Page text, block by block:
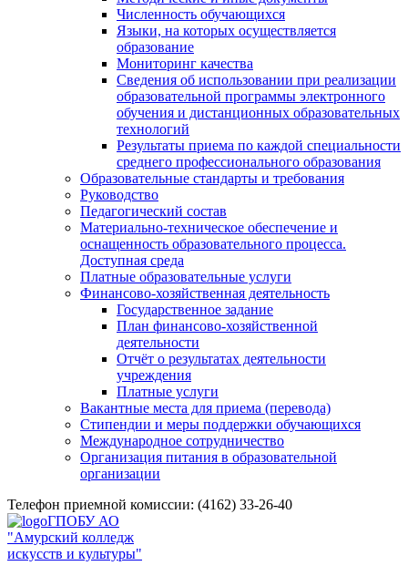
Численность обучающихся
Языки, на которых осуществляется
образование
Мониторинг качества
Сведения об использовании при реализации
образовательной программы электронного
обучения и дистанционных образовательных
технологий
Результаты приема по каждой специальности
среднего профессионального образования
Образовательные стандарты и требования
Руководство
Педагогический состав
Материально-техническое обеспечение и
оснащенность образовательного процесса.
Доступная среда
Платные образовательные услуги
Финансово-хозяйственная деятельность
Государственное задание
План финансово-хозяйственной
деятельности
Отчёт о результатах деятельности
учреждения
Платные услуги
Вакантные места для приема (перевода)
Стипендии и меры поддержки обучающихся
Международное сотрудничество
Организация питания в образовательной
организации
Телефон приемной комиссии: (4162) 33-26-40
ГПОБУ АО
"Амурский колледж
искусств и культуры"